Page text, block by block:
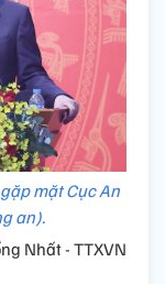
mặt Cục An
an).
Nhất - TTXVN